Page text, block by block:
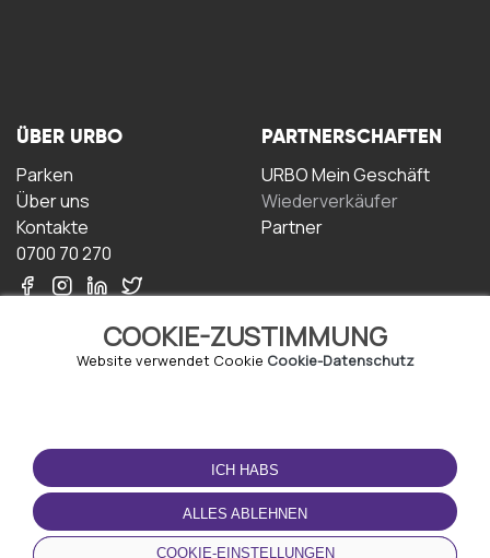
COOKIE-ZUSTIMMUNG
Website verwendet Cookie Cookie-Datenschutz
ICH HABS
ALLES ABLEHNEN
COOKIE-EINSTELLUNGEN
ÜBER URBO
Parken
Über uns
Kontakte
0700 70 270
PARTNERSCHAFTEN
URBO Mein Geschäft
Wiederverkäufer
Partner
NUTZUNGSBEDINGUNGEN
Geschäftsbedingungen
Datenschutz-
Bestimmungen
Cookie-Richtlinie
LADEN SIE DIE APP
HERUNTER